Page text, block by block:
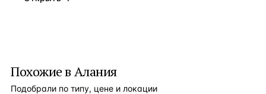
Похожие в Алания
Подобрали по типу, цене и локации